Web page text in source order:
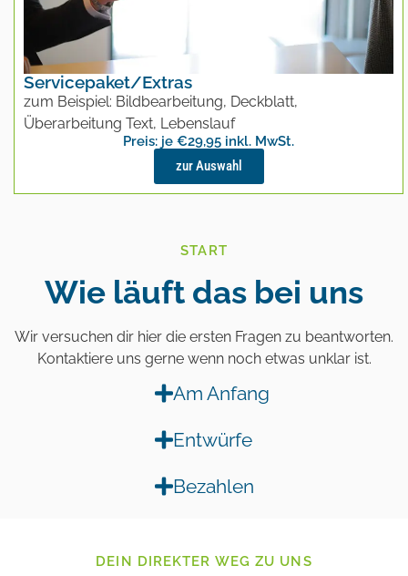
Servicepaket/Extras
zum Beispiel: Bildbearbeitung, Deckblatt,
Überarbeitung Text, Lebenslauf
Preis: je €29,95 inkl. MwSt.
zur Auswahl
START
Wie läuft das bei uns
Wir versuchen dir hier die ersten Fragen zu beantworten.
Kontaktiere uns gerne wenn noch etwas unklar ist.
Am Anfang
Entwürfe
Bezahlen
DEIN DIREKTER WEG ZU UNS